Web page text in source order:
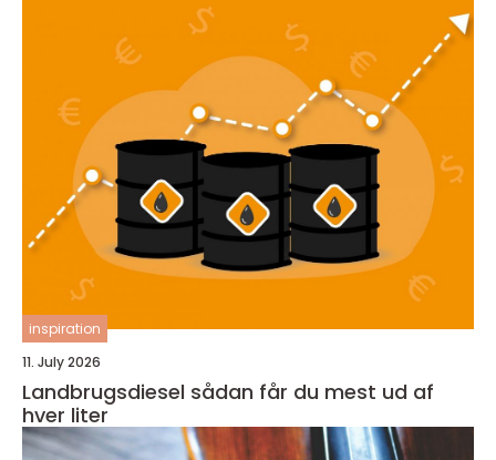
inspiration
11. July 2026
Landbrugsdiesel sådan får du mest ud af
hver liter